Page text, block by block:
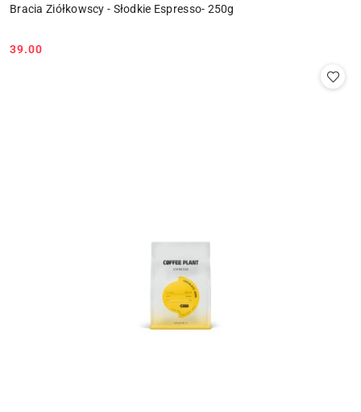
Bracia Ziółkowscy - Słodkie Espresso- 250g
Cena:
39.00